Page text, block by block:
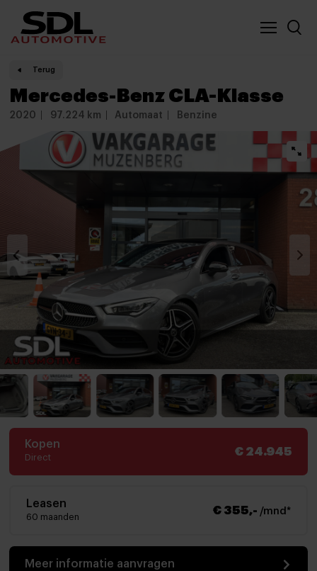
Nieuwe locatie SDL
Vergelijker
Terug
Mercedes-Benz CLA-Klasse
2020 97.224 km Automaat Benzine
Leasen
60 maanden
€ 355,- /mnd*
Kopen
Direct
€ 24.945
Meer informatie aanvragen